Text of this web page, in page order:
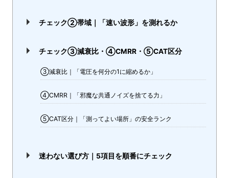
チェック②帯域｜「速い波形」を測れるか
チェック③減衰比・④CMRR・⑤CAT区分
③減衰比｜「電圧を何分の1に縮めるか」
④CMRR｜「邪魔な共通ノイズを捨てる力」
⑤CAT区分｜「測ってよい場所」の安全ランク
迷わない選び方｜5項目を順番にチェック